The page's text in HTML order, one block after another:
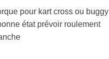
pour kart cross ou buggy
état prévoir roulement